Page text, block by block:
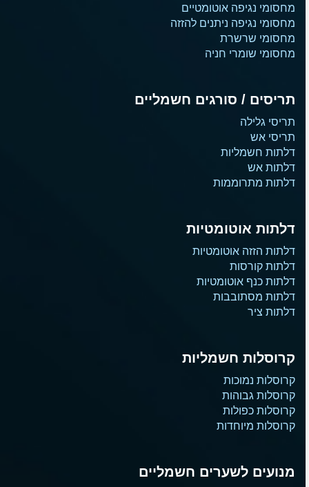
מחסומי נגיפה אוטומטיים
מחסומי נגיפה ניתנים להזזה
מחסומי שרשרת
מחסומי שומרי חניה
תריסים / סורגים חשמליים
תריסי גלילה
תריסי אש
דלתות חשמליות
דלתות אש
דלתות מתרוממות
דלתות אוטומטיות
דלתות הזזה אוטומטיות
דלתות קורסות
דלתות כנף אוטומטיות
דלתות מסתובבות
דלתות ציר
קרוסלות חשמליות
קרוסלות נמוכות
קרוסלות גבוהות
קרוסלות כפולות
קרוסלות מיוחדות
מנועים לשערים חשמליים